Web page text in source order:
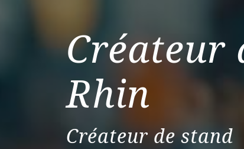
Créateur
Rhin
Créateur de stand